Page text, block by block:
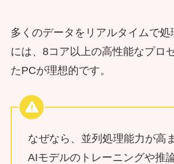
多くのデータをリアルタイムで処
には、8コア以上の高性能なプロ
たPCが理想的です。
なぜなら、並列処理能力が高
AIモデルのトレーニングや推